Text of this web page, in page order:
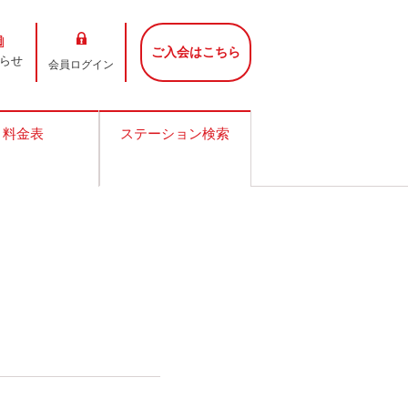
せ 会員ログイン
ご入会はこちら
料金表 ステーション検索